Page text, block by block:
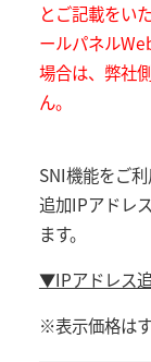
とご記載をい
ールパネル
場合は、弊社
ん。
SNI機能をご
追加IPアドレ
ます。
▼IPアドレス
※表示価格はす